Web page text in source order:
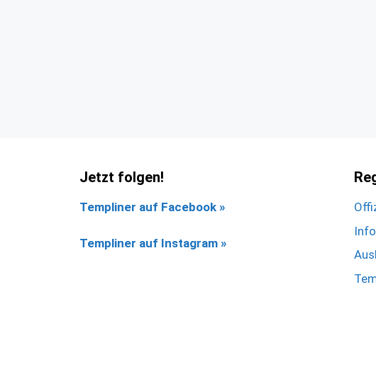
Jetzt folgen!
Templiner auf Facebook »
Templiner auf Instagram »